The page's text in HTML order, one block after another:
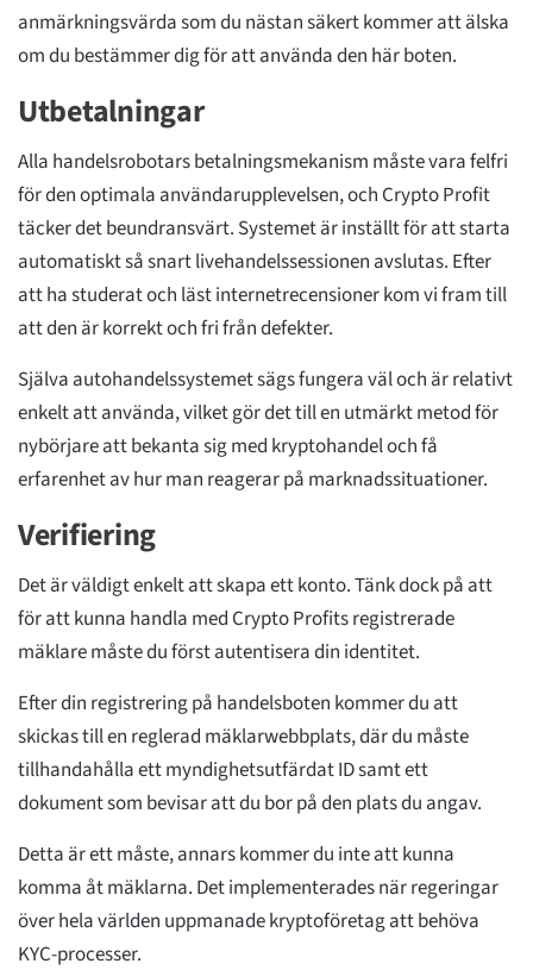
anmärkningsvärda som du nästan säkert kommer att älska
om du bestämmer dig för att använda den här boten.
Utbetalningar
Alla handelsrobotars betalningsmekanism måste vara felfri
för den optimala användarupplevelsen, och Crypto Profit
täcker det beundransvärt. Systemet är inställt för att starta
automatiskt så snart livehandelssessionen avslutas. Efter
att ha studerat och läst internetrecensioner kom vi fram till
att den är korrekt och fri från defekter.
Själva autohandelssystemet sägs fungera väl och är relativt
enkelt att använda, vilket gör det till en utmärkt metod för
nybörjare att bekanta sig med kryptohandel och få
erfarenhet av hur man reagerar på marknadssituationer.
Verifiering
Det är väldigt enkelt att skapa ett konto. Tänk dock på att
för att kunna handla med Crypto Profits registrerade
mäklare måste du först autentisera din identitet.
Efter din registrering på handelsboten kommer du att
skickas till en reglerad mäklarwebbplats, där du måste
tillhandahålla ett myndighetsutfärdat ID samt ett
dokument som bevisar att du bor på den plats du angav.
Detta är ett måste, annars kommer du inte att kunna
komma åt mäklarna. Det implementerades när regeringar
över hela världen uppmanade kryptoföretag att behöva
KYC-processer.